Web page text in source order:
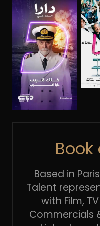
Book
Based in
Talent
with Film,
Commercials